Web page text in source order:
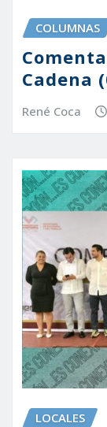
COLUMNAS
Cadena
René Coca
LOCALES